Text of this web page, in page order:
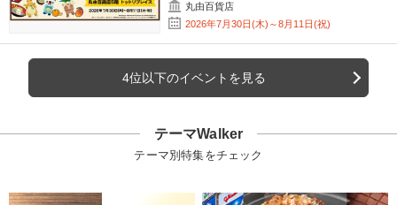
丸由百貨店
2026年7月30日(木)～8月11日(祝)
4位以下のイベントを見る
テーマWalker
テーマ別特集をチェック